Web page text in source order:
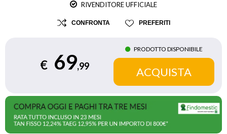
RIVENDITORE UFFICIALE
CONFRONTA PREFERITI
€ 69,99
PRODOTTO DISPONIBILE